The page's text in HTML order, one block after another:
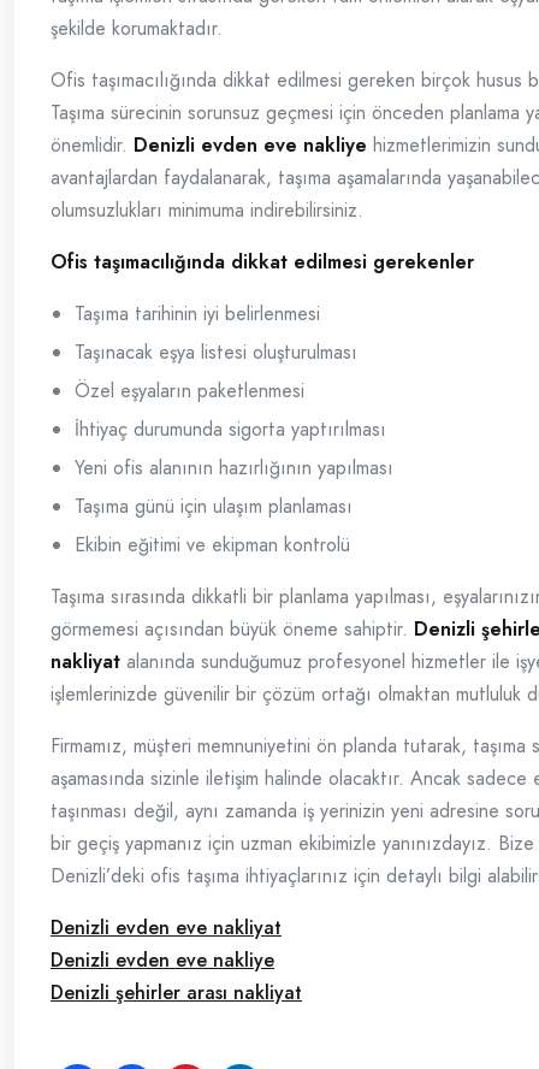
şekilde korumaktadır.
Ofis taşımacılığında dikkat edilmesi gereken birçok husus
Taşıma sürecinin sorunsuz geçmesi için önceden planlama
önemlidir. Denizli evden eve nakliye hizmetlerimizin
avantajlardan faydalanarak, taşıma aşamalarında
olumsuzlukları minimuma indirebilirsiniz.
Ofis taşımacılığında dikkat edilmesi gerekenler
Taşıma tarihinin iyi belirlenmesi
Taşınacak eşya listesi oluşturulması
Özel eşyaların paketlenmesi
İhtiyaç durumunda sigorta yaptırılması
Yeni ofis alanının hazırlığının yapılması
Taşıma günü için ulaşım planlaması
Ekibin eğitimi ve ekipman kontrolü
Taşıma sırasında dikkatli bir planlama yapılması,
görmemesi açısından büyük öneme sahiptir. Denizli
nakliyat alanında sunduğumuz profesyonel hizmetler ile
işlemlerinizde güvenilir bir çözüm ortağı olmaktan mutluluk
Firmamız, müşteri memnuniyetini ön planda tutarak, taşıma
aşamasında sizinle iletişim halinde olacaktır. Ancak sadece
taşınması değil, aynı zamanda iş yerinizin yeni adresine
bir geçiş yapmanız için uzman ekibimizle yanınızdayız.
Denizli’deki ofis taşıma ihtiyaçlarınız için detaylı bilgi
Denizli evden eve nakliyat
Denizli evden eve nakliye
Denizli şehirler arası nakliyat